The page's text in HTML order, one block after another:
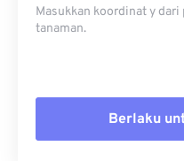
Masukkan koordinat y
tanaman.
Berlaku